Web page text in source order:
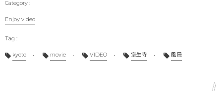
Enjoy video
kyoto movie VIDEO 室生寺 風景